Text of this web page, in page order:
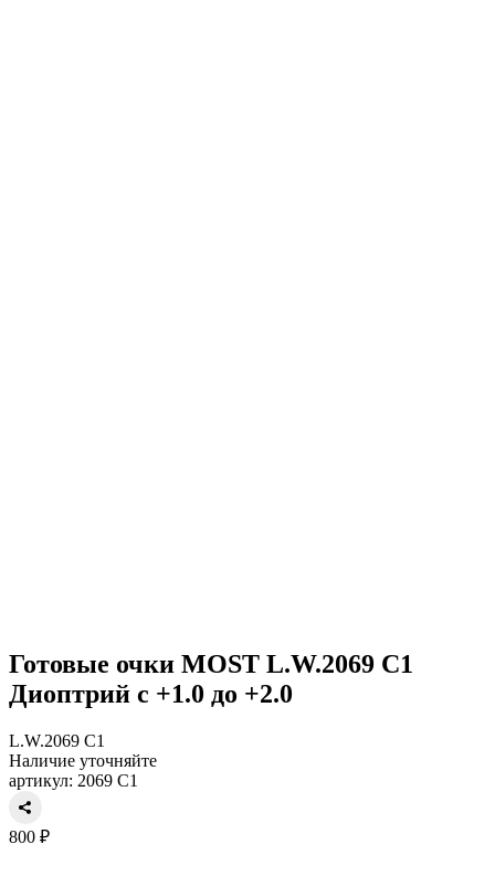
Готовые очки MOST L.W.2069 C1
Диоптрий с +1.0 до +2.0
L.W.2069 C1
Наличие уточняйте
артикул: 2069 C1
800 ₽